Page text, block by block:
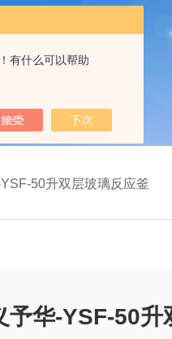
有什么可以帮助
50升双层玻璃反应釜
予华-YSF-50升